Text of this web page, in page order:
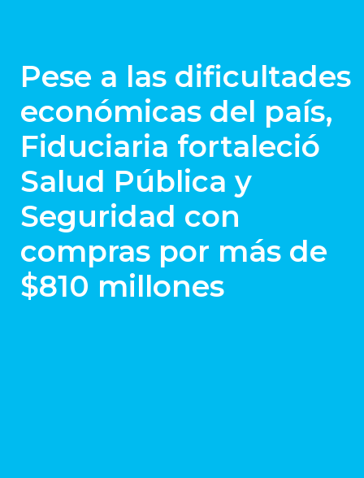
Pese a las dificultades
económicas del país,
Fiduciaria fortaleció
Salud Pública y
Seguridad con
compras por más de
$810 millones